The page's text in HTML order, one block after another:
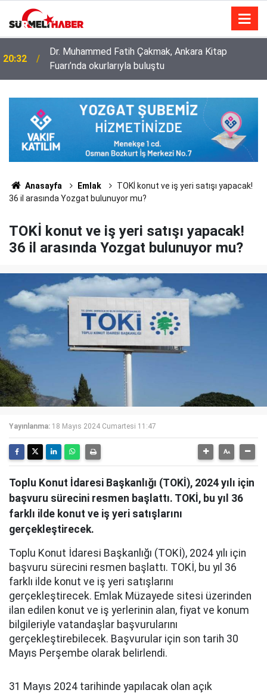
14:52
Diyanet İşleri Başkanlığı ile Türkiye Diyanet Vakfı
milyonları sevindirdi
Anasayfa Emlak
TOKİ konut ve iş yeri satışı yapacak!
36 il arasında Yozgat bulunuyor mu?
TOKİ konut ve iş yeri satışı yapacak!
36 il arasında Yozgat bulunuyor mu?
Yayınlanma: 18 Mayıs 2024 Cumartesi 11:47
Toplu Konut İdaresi Başkanlığı (TOKİ), 2024 yılı için
başvuru sürecini resmen başlattı. TOKİ, bu yıl 36
farklı ilde konut ve iş yeri satışlarını
gerçekleştirecek.
Toplu Konut İdaresi Başkanlığı (TOKİ), 2024 yılı için
başvuru sürecini resmen başlattı. TOKİ, bu yıl 36
farklı ilde konut ve iş yeri satışlarını
gerçekleştirecek. Emlak Müzayede sitesi üzerinden
ilan edilen konut ve iş yerlerinin alan, fiyat ve konum
bilgileriyle vatandaşlar başvurularını
gerçekleştirebilecek. Başvurular için son tarih 30
Mayıs Perşembe olarak belirlendi.
31 Mayıs 2024 tarihinde yapılacak olan açık